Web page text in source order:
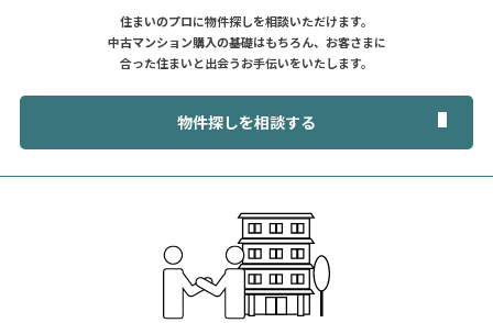
住まいのプロに物件探しを相談いただけます。
中古マンション購入の基礎はもちろん、お客さまに
合った住まいと出会うお手伝いをいたします。
物件探しを相談する